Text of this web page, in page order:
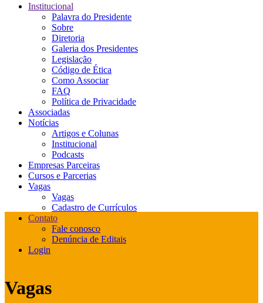
Institucional
Palavra do Presidente
Sobre
Diretoria
Galeria dos Presidentes
Legislação
Código de Ética
Como Associar
FAQ
Política de Privacidade
Associadas
Notícias
Artigos e Colunas
Institucional
Podcasts
Empresas Parceiras
Cursos e Parcerias
Vagas
Vagas
Cadastro de Currículos
Contato
Fale conosco
Denúncia de Editais
Login
Vagas